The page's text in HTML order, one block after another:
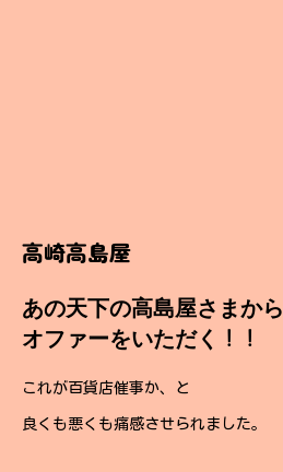
高崎高島屋
あの天下の高島屋さまから
オファーをいただく！！
これが百貨店催事か、と
良くも悪くも痛感させられました。